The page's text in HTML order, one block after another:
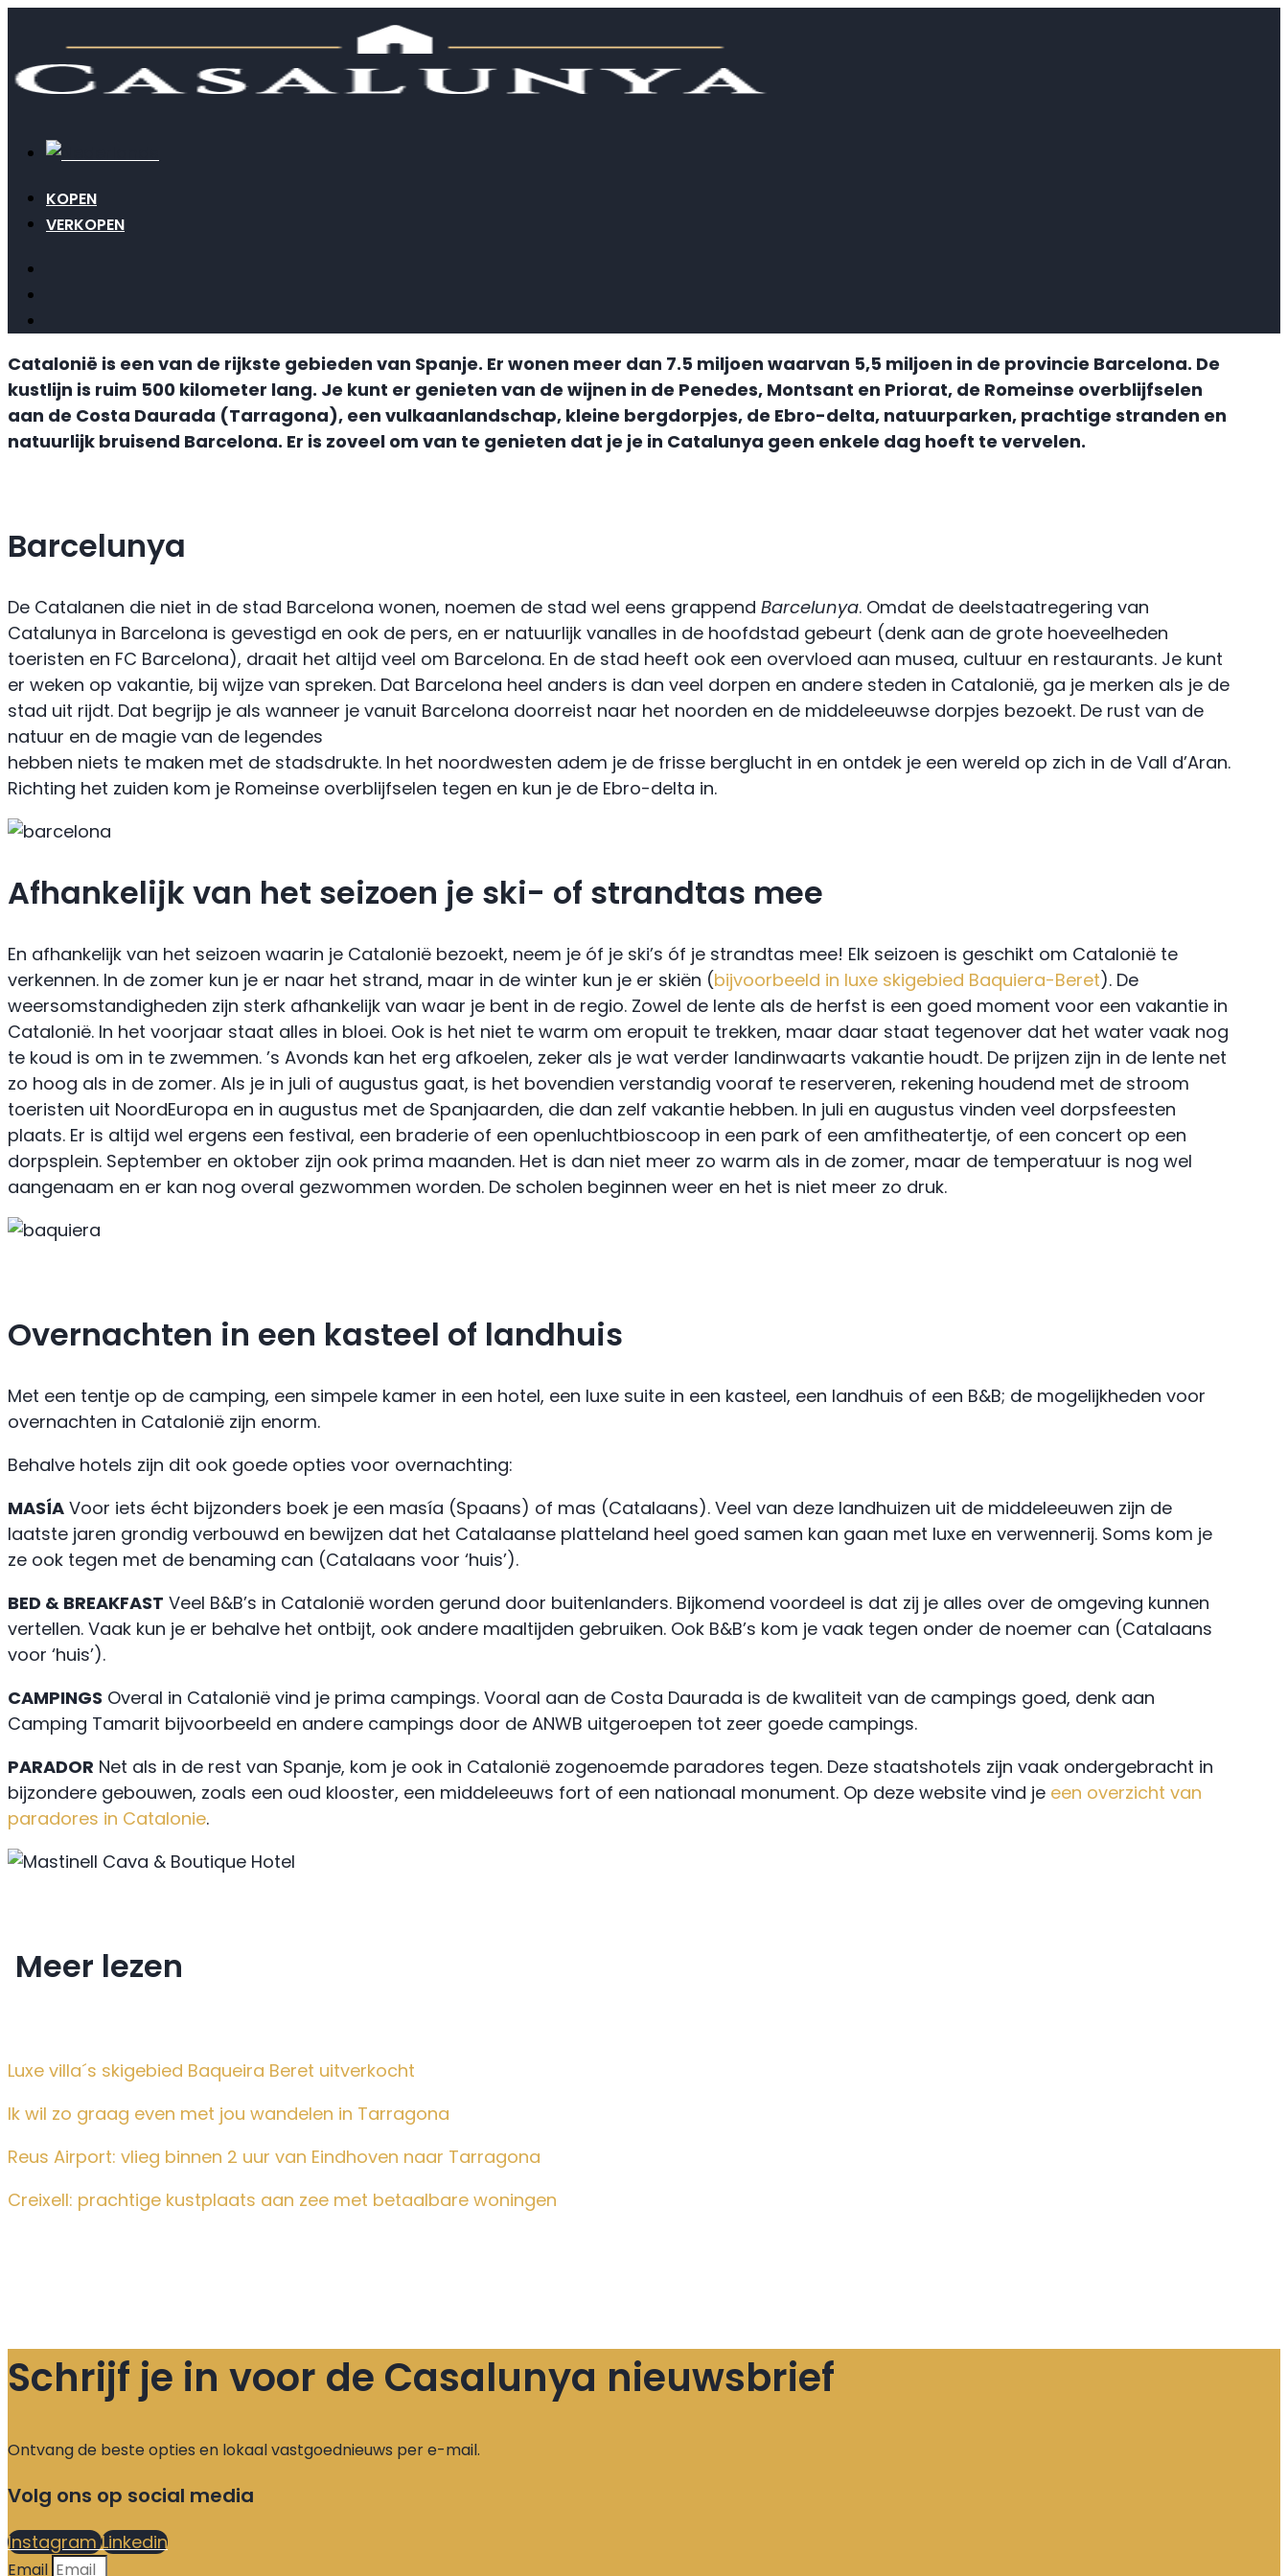
KOPEN
VERKOPEN
Catalonië is een van de rijkste gebieden van Spanje. Er wonen meer dan 7.5 miljoen waarvan 5,5 miljoen in de provincie Barcelona. De
kustlijn is ruim 500 kilometer lang. Je kunt er genieten van de wijnen in de Penedes, Montsant en Priorat, de Romeinse overblijfselen
aan de Costa Daurada (Tarragona), een vulkaanlandschap, kleine bergdorpjes, de Ebro-delta, natuurparken, prachtige stranden en
natuurlijk bruisend Barcelona. Er is zoveel om van te genieten dat je je in Catalunya geen enkele dag hoeft te vervelen.
Barcelunya
De Catalanen die niet in de stad Barcelona wonen, noemen de stad wel eens grappend Barcelunya. Omdat de deelstaatregering van
Catalunya in Barcelona is gevestigd en ook de pers, en er natuurlijk vanalles in de hoofdstad gebeurt (denk aan de grote hoeveelheden
toeristen en FC Barcelona), draait het altijd veel om Barcelona. En de stad heeft ook een overvloed aan musea, cultuur en restaurants. Je kunt
er weken op vakantie, bij wijze van spreken. Dat Barcelona heel anders is dan veel dorpen en andere steden in Catalonië, ga je merken als je de
stad uit rijdt. Dat begrijp je als wanneer je vanuit Barcelona doorreist naar het noorden en de middeleeuwse dorpjes bezoekt. De rust van de
natuur en de magie van de legendes
hebben niets te maken met de stadsdrukte. In het noordwesten adem je de frisse berglucht in en ontdek je een wereld op zich in de Vall d’Aran.
Richting het zuiden kom je Romeinse overblijfselen tegen en kun je de Ebro-delta in.
Afhankelijk van het seizoen je ski- of strandtas mee
En afhankelijk van het seizoen waarin je Catalonië bezoekt, neem je óf je ski’s óf je strandtas mee! Elk seizoen is geschikt om Catalonië te
verkennen. In de zomer kun je er naar het strand, maar in de winter kun je er skiën (bijvoorbeeld in luxe skigebied Baquiera-Beret). De
weersomstandigheden zijn sterk afhankelijk van waar je bent in de regio. Zowel de lente als de herfst is een goed moment voor een vakantie in
Catalonië. In het voorjaar staat alles in bloei. Ook is het niet te warm om eropuit te trekken, maar daar staat tegenover dat het water vaak nog
te koud is om in te zwemmen. ’s Avonds kan het erg afkoelen, zeker als je wat verder landinwaarts vakantie houdt. De prijzen zijn in de lente net
zo hoog als in de zomer. Als je in juli of augustus gaat, is het bovendien verstandig vooraf te reserveren, rekening houdend met de stroom
toeristen uit NoordEuropa en in augustus met de Spanjaarden, die dan zelf vakantie hebben. In juli en augustus vinden veel dorpsfeesten
plaats. Er is altijd wel ergens een festival, een braderie of een openluchtbioscoop in een park of een amfitheatertje, of een concert op een
dorpsplein. September en oktober zijn ook prima maanden. Het is dan niet meer zo warm als in de zomer, maar de temperatuur is nog wel
aangenaam en er kan nog overal gezwommen worden. De scholen beginnen weer en het is niet meer zo druk.
Overnachten in een kasteel of landhuis
Met een tentje op de camping, een simpele kamer in een hotel, een luxe suite in een kasteel, een landhuis of een B&B; de mogelijkheden voor
overnachten in Catalonië zijn enorm.
Behalve hotels zijn dit ook goede opties voor overnachting:
MASÍA Voor iets écht bijzonders boek je een masía (Spaans) of mas (Catalaans). Veel van deze landhuizen uit de middeleeuwen zijn de
laatste jaren grondig verbouwd en bewijzen dat het Catalaanse platteland heel goed samen kan gaan met luxe en verwennerij. Soms kom je
ze ook tegen met de benaming can (Catalaans voor ‘huis’).
BED & BREAKFAST Veel B&B’s in Catalonië worden gerund door buitenlanders. Bijkomend voordeel is dat zij je alles over de omgeving kunnen
vertellen. Vaak kun je er behalve het ontbijt, ook andere maaltijden gebruiken. Ook B&B’s kom je vaak tegen onder de noemer can (Catalaans
voor ‘huis’).
CAMPINGS Overal in Catalonië vind je prima campings. Vooral aan de Costa Daurada is de kwaliteit van de campings goed, denk aan
Camping Tamarit bijvoorbeeld en andere campings door de ANWB uitgeroepen tot zeer goede campings.
PARADOR Net als in de rest van Spanje, kom je ook in Catalonië zogenoemde paradores tegen. Deze staatshotels zijn vaak ondergebracht in
bijzondere gebouwen, zoals een oud klooster, een middeleeuws fort of een nationaal monument. Op deze website vind je een overzicht van
paradores in Catalonie.
Meer lezen
Luxe villa´s skigebied Baqueira Beret uitverkocht
Ik wil zo graag even met jou wandelen in Tarragona
Reus Airport: vlieg binnen 2 uur van Eindhoven naar Tarragona
Creixell: prachtige kustplaats aan zee met betaalbare woningen
Schrijf je in voor de Casalunya nieuwsbrief
Ontvang de beste opties en lokaal vastgoednieuws per e-mail.
Volg ons op social media
Instagram Linkedin
Email